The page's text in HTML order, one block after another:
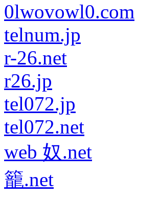
0lwovowl0.com
telnum.jp
r-26.net
r26.jp
tel072.jp
tel072.net
web 奴.net
籠.net